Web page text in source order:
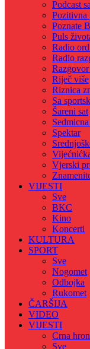
Podcast
Pozitivna
Poznate
Puls
Radio
Radio
Riječ više
Riznica
Sa
Šareni sat
Spektar
Vjerski
VIJESTI
Sve
BKC
Kino
Koncerti
KULTURA
SPORT
Sve
Nogomet
Odbojka
Rukomet
ČARŠIJA
VIDEO
VIJESTI
Crna
Sve